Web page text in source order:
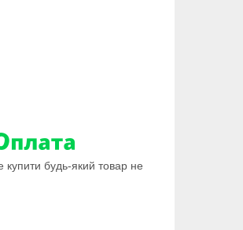
купити будь-який товар не